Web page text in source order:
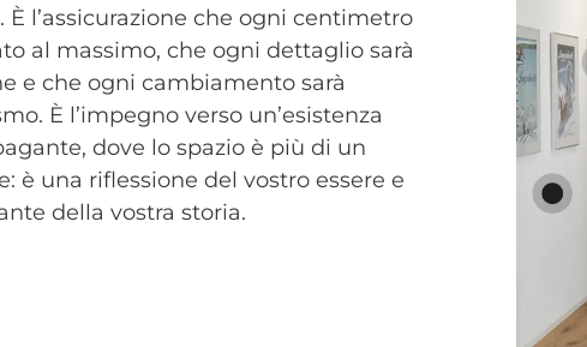
l’assicurazione che ogni centimetro
al massimo, che ogni dettaglio sarà
e che ogni cambiamento sarà
È l’impegno verso un’esistenza
dove lo spazio è più di un
è una riflessione del vostro essere e
della vostra storia.